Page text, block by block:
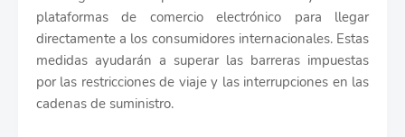
plataformas de comercio electrónico para llegar
directamente a los consumidores internacionales. Estas
medidas ayudarán a superar las barreras impuestas
por las restricciones de viaje y las interrupciones en las
cadenas de suministro.